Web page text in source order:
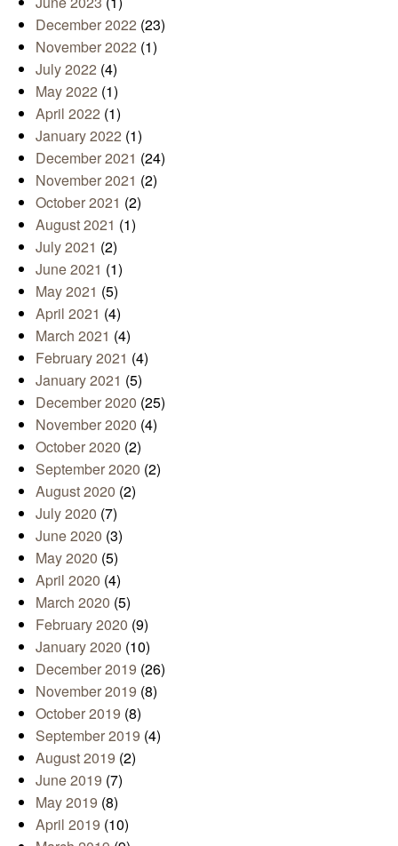
December 2022 (23)
November 2022 (1)
July 2022 (4)
May 2022 (1)
April 2022 (1)
January 2022 (1)
December 2021 (24)
November 2021 (2)
October 2021 (2)
August 2021 (1)
July 2021 (2)
June 2021 (1)
May 2021 (5)
April 2021 (4)
March 2021 (4)
February 2021 (4)
January 2021 (5)
December 2020 (25)
November 2020 (4)
October 2020 (2)
September 2020 (2)
August 2020 (2)
July 2020 (7)
June 2020 (3)
May 2020 (5)
April 2020 (4)
March 2020 (5)
February 2020 (9)
January 2020 (10)
December 2019 (26)
November 2019 (8)
October 2019 (8)
September 2019 (4)
August 2019 (2)
June 2019 (7)
May 2019 (8)
April 2019 (10)